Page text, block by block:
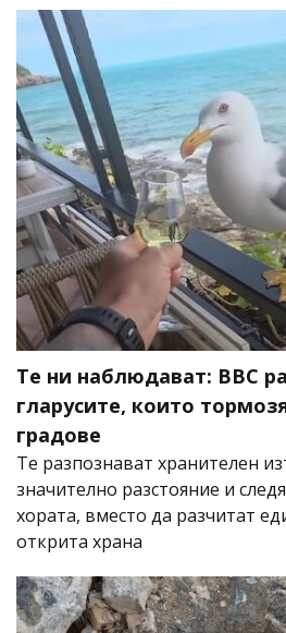
Те ни наблюдават: BBC
гларусите, които
градове
Те разпознават хранителен
значително разстояние и
хората, вместо да разчитат
открита храна